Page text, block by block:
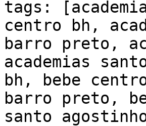
tags:
centro bh,
barro preto,
academias
bh, bebe
barro preto,
santo